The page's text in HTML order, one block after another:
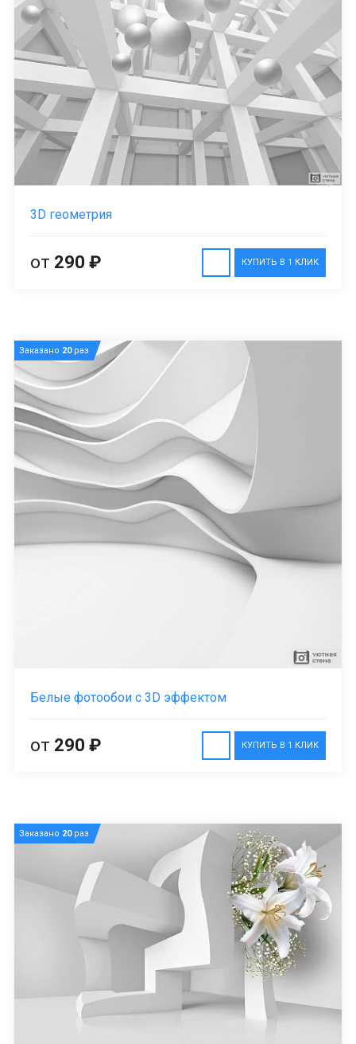
3D геометрия
КУПИТЬ В 1 КЛИК
от 290 ₽
Заказано 20раз
Белые фотообои с 3D эффектом
КУПИТЬ В 1 КЛИК
от 290 ₽
Заказано 20раз